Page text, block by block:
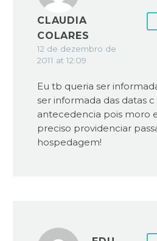
CLAUDIA
COLARES
12 de dezembro de
2011 at 12:09
Eu tb queria ser
ser informada das datas
antecedencia pois moro
preciso providenciar
hospedagem!